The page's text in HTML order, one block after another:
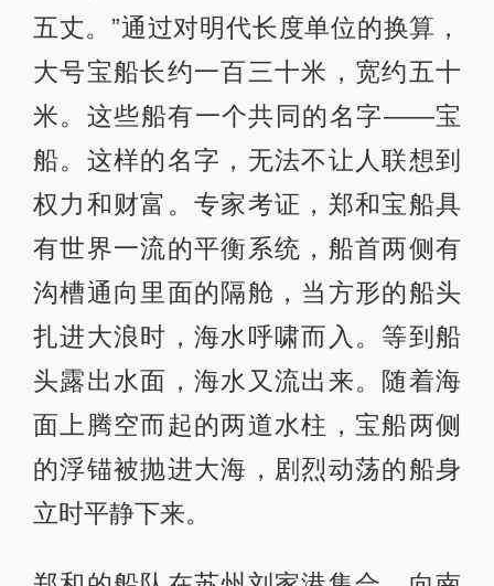
五丈。”通过对明代长度单位的换算，
大号宝船长约一百三十米，宽约五十
米。这些船有一个共同的名字——宝
船。这样的名字，无法不让人联想到
权力和财富。专家考证，郑和宝船具
有世界一流的平衡系统，船首两侧有
沟槽通向里面的隔舱，当方形的船头
扎进大浪时，海水呼啸而入。等到船
头露出水面，海水又流出来。随着海
面上腾空而起的两道水柱，宝船两侧
的浮锚被抛进大海，剧烈动荡的船身
立时平静下来。